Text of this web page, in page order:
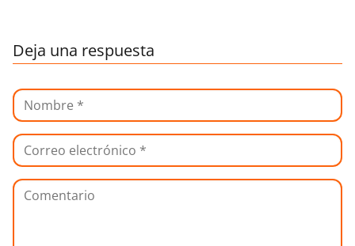
Deja una respuesta